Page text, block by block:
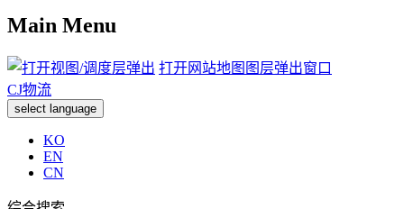
Main Menu
打开网站地图图层弹出窗口
CJ物流
select language
KO
EN
CN